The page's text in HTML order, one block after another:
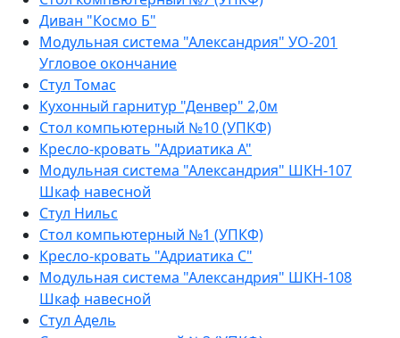
Диван "Космо Б"
Модульная система "Александрия" УО-201
Угловое окончание
Стул Томас
Кухонный гарнитур "Денвер" 2,0м
Стол компьютерный №10 (УПКФ)
Кресло-кровать "Адриатика А"
Модульная система "Александрия" ШКН-107
Шкаф навесной
Стул Нильс
Стол компьютерный №1 (УПКФ)
Кресло-кровать "Адриатика С"
Модульная система "Александрия" ШКН-108
Шкаф навесной
Стул Адель